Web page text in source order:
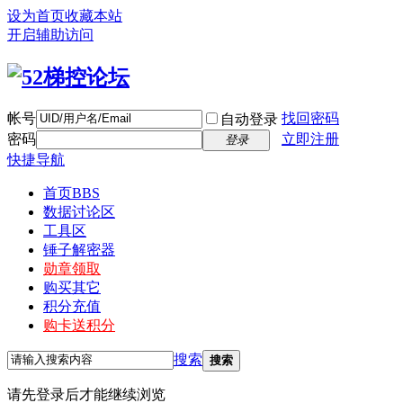
设为首页收藏本站
开启辅助访问
帐号 自动登录 找回密码
密码
登录
立即注册
快捷导航
首页BBS
数据讨论区
工具区
锤子解密器
勋章领取
购买其它
积分充值
购卡送积分
搜索 搜索
请先登录后才能继续浏览